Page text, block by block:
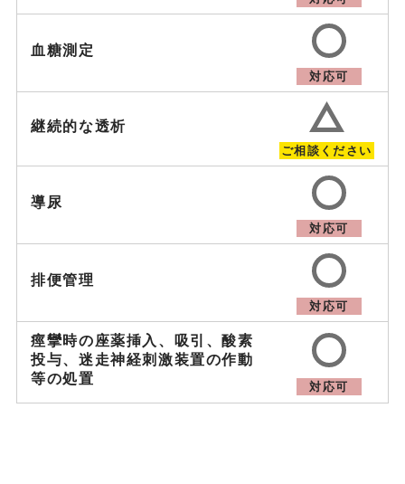
血糖測定
対応可
継続的な透析
ご相談ください
導尿
対応可
排便管理
対応可
痙攣時の座薬挿入、吸引、酸素
投与、迷走神経刺激装置の作動
等の処置
対応可